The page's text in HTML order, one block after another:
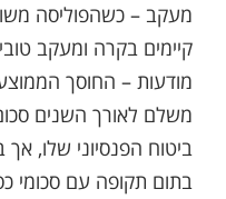
מעקב – כשהפוליסה
קיימים בקרה ומעקב
מודעות – החוסך הממוצע
משלם לאורך השנים
ביטוח הפנסיוני שלו,
בתום תקופה עם סכומי